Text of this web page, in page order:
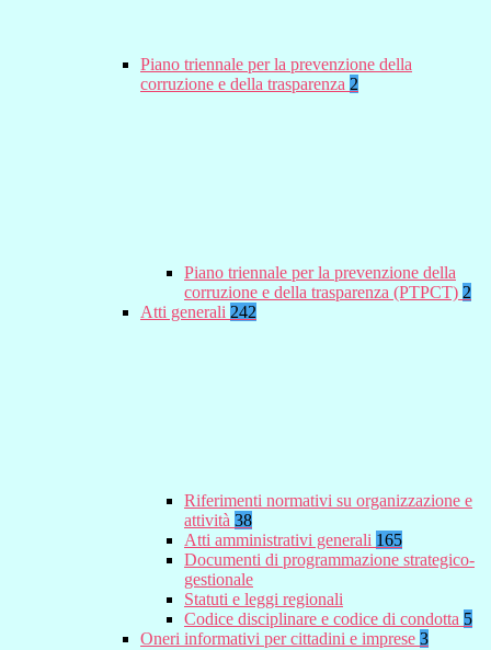
Piano triennale per la prevenzione della
corruzione e della trasparenza 2
Piano triennale per la prevenzione della
corruzione e della trasparenza (PTPCT) 2
Atti generali 242
Riferimenti normativi su organizzazione e
attività 38
Atti amministrativi generali 165
Documenti di programmazione strategico-
gestionale
Statuti e leggi regionali
Codice disciplinare e codice di condotta 5
Oneri informativi per cittadini e imprese 3